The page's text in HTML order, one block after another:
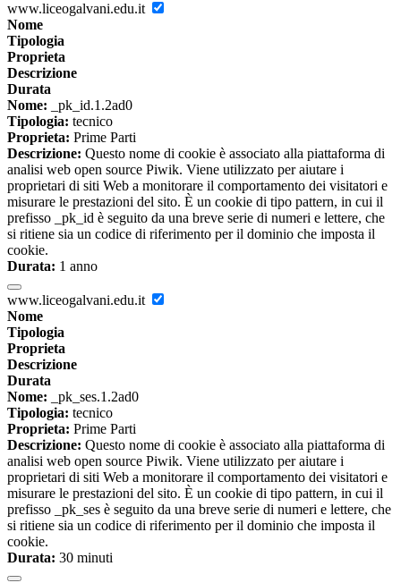
www.liceogalvani.edu.it
Nome
Tipologia
Proprieta
Descrizione
Durata
Nome: _pk_id.1.2ad0
Tipologia: tecnico
Proprieta: Prime Parti
Descrizione: Questo nome di cookie è associato alla piattaforma di
analisi web open source Piwik. Viene utilizzato per aiutare i
proprietari di siti Web a monitorare il comportamento dei visitatori e
misurare le prestazioni del sito. È un cookie di tipo pattern, in cui il
prefisso _pk_id è seguito da una breve serie di numeri e lettere, che
si ritiene sia un codice di riferimento per il dominio che imposta il
cookie.
Durata: 1 anno
www.liceogalvani.edu.it
Nome
Tipologia
Proprieta
Descrizione
Durata
Nome: _pk_ses.1.2ad0
Tipologia: tecnico
Proprieta: Prime Parti
Descrizione: Questo nome di cookie è associato alla piattaforma di
analisi web open source Piwik. Viene utilizzato per aiutare i
proprietari di siti Web a monitorare il comportamento dei visitatori e
misurare le prestazioni del sito. È un cookie di tipo pattern, in cui il
prefisso _pk_ses è seguito da una breve serie di numeri e lettere, che
si ritiene sia un codice di riferimento per il dominio che imposta il
cookie.
Durata: 30 minuti